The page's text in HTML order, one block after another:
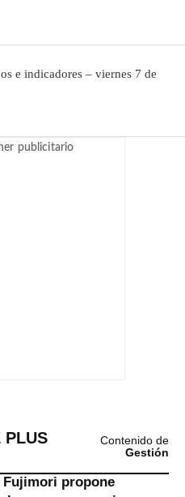
e indicadores – viernes 7 de
PLUS
Contenido de
Gestión
Fujimori propone